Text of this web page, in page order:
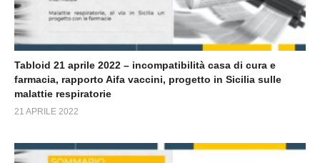
Tabloid 21 aprile 2022 – incompatibilità casa di cura e
farmacia, rapporto Aifa vaccini, progetto in Sicilia sulle
malattie respiratorie
21 APRILE 2022